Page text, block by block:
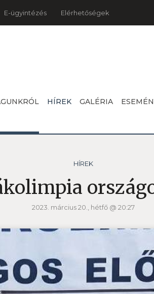
E-ügyintézés Elérhetőségek
HÍREK GALÉRIA
HÍREK
2023. március 20., hétfő @ 20:27